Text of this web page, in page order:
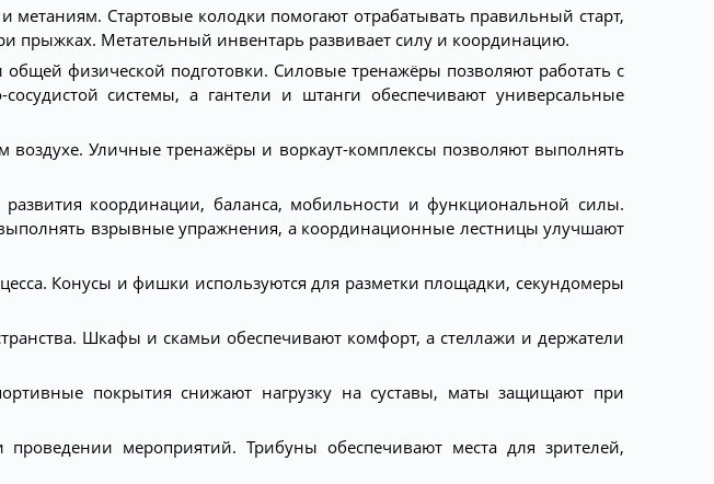
Стартовые колодки помогают отрабатывать правильный старт,
прыжках. Метательный инвентарь развивает силу и координацию.
физической подготовки. Силовые тренажёры позволяют работать с
системы, а гантели и штанги обеспечивают универсальные
Уличные тренажёры и воркаут-комплексы позволяют выполнять
координации, баланса, мобильности и функциональной силы.
взрывные упражнения, а координационные лестницы улучшают
Конусы и фишки используются для разметки площадки, секундомеры
Шкафы и скамьи обеспечивают комфорт, а стеллажи и держатели
покрытия снижают нагрузку на суставы, маты защищают при
мероприятий. Трибуны обеспечивают места для зрителей,